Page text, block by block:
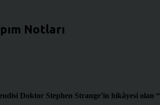
Notları
Doktor Stephen Strange’in hikâyesi